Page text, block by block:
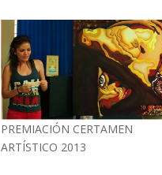
PREMIACIÓN CERTAMEN
ARTÍSTICO 2013